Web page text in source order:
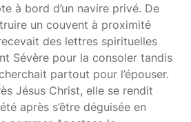
à bord d’un navire privé. De
un couvent à proximité
des lettres spirituelles
Sévère pour la consoler tandis
partout pour l’épouser.
Jésus Christ, elle se rendit
après s’être déguisée en